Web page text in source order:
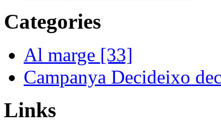
Categories
Al marge [33]
Campanya Decideixo
Links